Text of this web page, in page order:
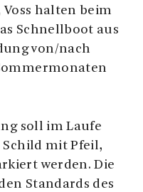
halten beim
Schnellboot aus
von/nach
soll im Laufe
mit Pfeil,
werden. Die
Standards des